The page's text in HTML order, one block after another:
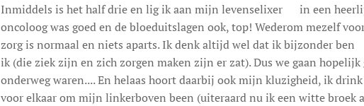
Inmiddels is het half drie en lig ik aan mijn levenselixer😊 in een
oncoloog was goed en de bloeduitslagen ook, top! Wederom mezelf
zorg is normaal en niets aparts. Ik denk altijd wel dat ik bijzonder ben
ik (die ziek zijn en zich zorgen maken zijn er zat). Dus we gaan
onderweg waren.... En helaas hoort daarbij ook mijn kluzigheid, ik
voor elkaar om mijn linkerboven been (uiteraard nu ik een witte broek